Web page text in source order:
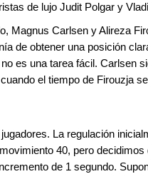
de lujo Judit Polgar y
Magnus Carlsen y Alireza
de obtener una posición
es una tarea fácil. Carlsen
el tiempo de Firouzja
La regulación
40, pero
de 1 segundo.